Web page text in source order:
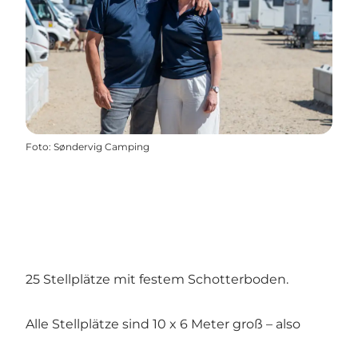
Foto: Søndervig Camping
25 Stellplätze mit festem Schotterboden.
Alle Stellplätze sind 10 x 6 Meter groß – also